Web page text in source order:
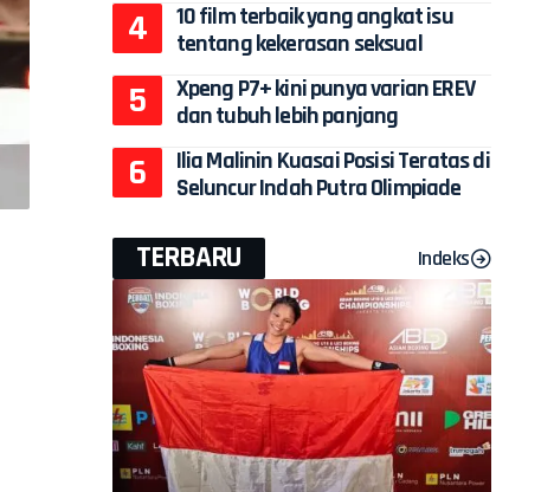
10 film terbaik yang angkat isu
tentang kekerasan seksual
Xpeng P7+ kini punya varian EREV
dan tubuh lebih panjang
Ilia Malinin Kuasai Posisi Teratas di
Seluncur Indah Putra Olimpiade
TERBARU Indeks